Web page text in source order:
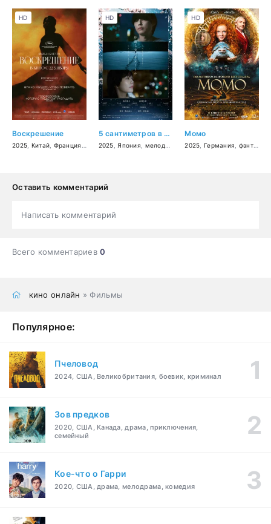
Воскрешение
2025 Китай Франция фэнтези, драма
HD
5 сантиметров в секунду
2025 Япония мелодрама ,драма
HD
Момо
2025 Германия фэнтези
HD
Оставить комментарий
Написать комментарий
Всего комментариев0
кино онлайн » Фильмы
Популярное:
Пчеловод
2024, США, Великобритания, боевик, криминал
Зов предков
2020, США, Канада, драма, приключения,
семейный
Кое-что о Гарри
2020, США, драма, мелодрама, комедия